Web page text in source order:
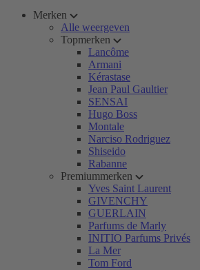
Merken
Alle weergeven
Topmerken
Lancôme
Armani
Kérastase
Jean Paul Gaultier
SENSAI
Hugo Boss
Montale
Narciso Rodriguez
Shiseido
Rabanne
Premiummerken
Yves Saint Laurent
GIVENCHY
GUERLAIN
Parfums de Marly
INITIO Parfums Privés
La Mer
Tom Ford